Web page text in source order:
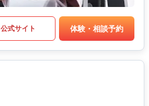
公式サイト 体験・相談予約